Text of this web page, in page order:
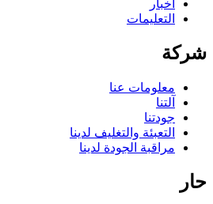
أخبار
التعليمات
شركة
معلومات عنا
آلتنا
جودتنا
التعبئة والتغليف لدينا
مراقبة الجودة لدينا
حار